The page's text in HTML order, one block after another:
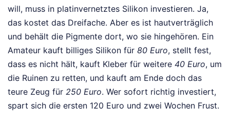
will, muss in platinvernetztes Silikon investieren. Ja,
das kostet das Dreifache. Aber es ist hautverträglich
und behält die Pigmente dort, wo sie hingehören. Ein
Amateur kauft billiges Silikon für 80 Euro, stellt fest,
dass es nicht hält, kauft Kleber für weitere 40 Euro, um
die Ruinen zu retten, und kauft am Ende doch das
teure Zeug für 250 Euro. Wer sofort richtig investiert,
spart sich die ersten 120 Euro und zwei Wochen Frust.